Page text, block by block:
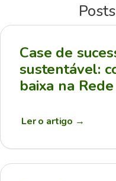
Case de
sustentável:
baixa na
Ler o artigo →